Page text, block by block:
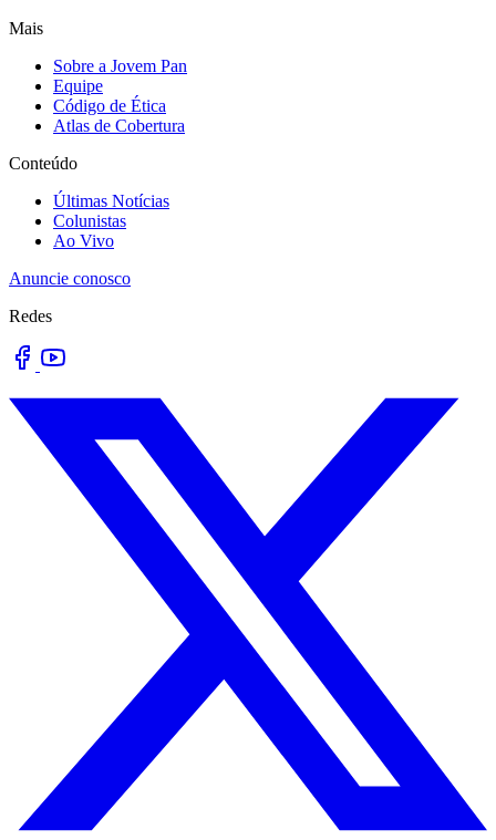
Mais
Sobre a Jovem Pan
Equipe
Código de Ética
Atlas de Cobertura
Conteúdo
Últimas Notícias
Colunistas
Ao Vivo
Anuncie conosco
Redes